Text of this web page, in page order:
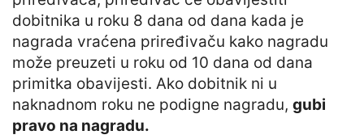
dobitnika u roku 8 dana od dana kada je
nagrada vraćena priređivaču kako nagradu
može preuzeti u roku od 10 dana od dana
primitka obavijesti. Ako dobitnik ni u
naknadnom roku ne podigne nagradu, gubi
pravo na nagradu.